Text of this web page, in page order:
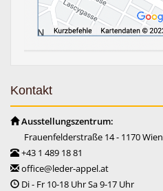
Kontakt
Ausstellungszentrum:
Frauenfelderstraße 14 - 1170 Wien
+43 1 489 18 81
office@leder-appel.at
Di - Fr 10-18 Uhr Sa 9-17 Uhr